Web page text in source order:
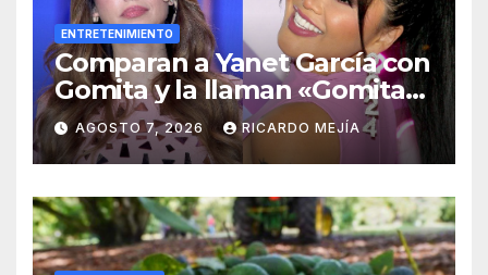
ENTRETENIMIENTO
Comparan a Yanet García con
Gomita y la llaman «Gomita
Premium»
AGOSTO 7, 2026 RICARDO MEJÍA